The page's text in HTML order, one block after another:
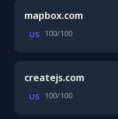
mapbox.com
US 100/100
createjs.com
US 100/100